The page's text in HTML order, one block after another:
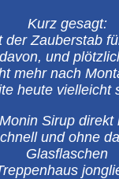
Kurz gesagt:
der Zauberstab
und
mehr nach
heute vielleicht
Sirup direkt
und ohne
Glasflaschen